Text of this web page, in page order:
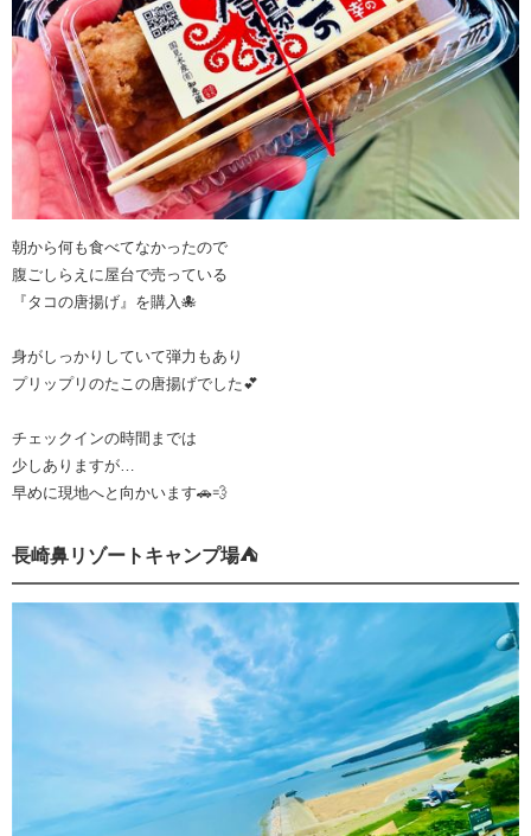
朝から何も食べてなかったので
腹ごしらえに屋台で売っている
『タコの唐揚げ』を購入🐙
身がしっかりしていて弾力もあり
プリップリのたこの唐揚げでした💕
チェックインの時間までは
少しありますが…
早めに現地へと向かいます🚗💨
長崎鼻リゾートキャンプ場⛺️